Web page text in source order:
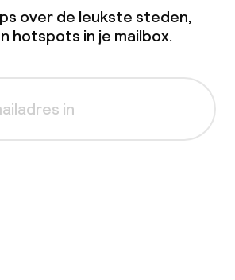
over de leukste steden,
hotspots in je mailbox.